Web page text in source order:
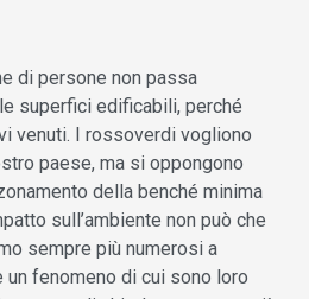
di persone non passa
superfici edificabili, perché
venuti. I rossoverdi vogliono
paese, ma si oppongono
della benché minima
sull’ambiente non può che
sempre più numerosi a
un fenomeno di cui sono loro